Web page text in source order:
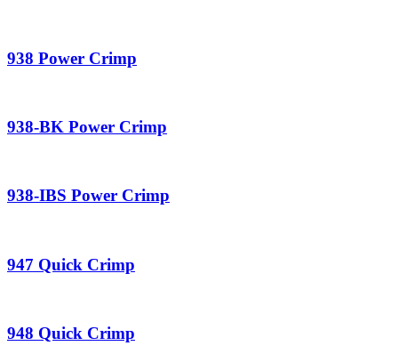
938 Power Crimp
938-BK Power Crimp
938-IBS Power Crimp
947 Quick Crimp
948 Quick Crimp